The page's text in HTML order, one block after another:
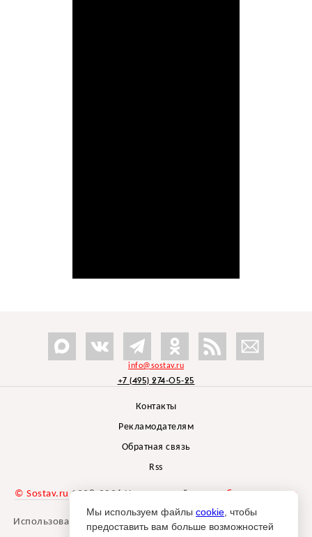
info@sostav.ru
+7 (495) 274-05-25
Контакты
Рекламодателям
Обратная связь
Rss
© Sostav.ru 1998-2026 Независимый проектбрендингового
агентства Depot
Использование материалов Sostav.ru допустимо только при
Мы используем файлы cookie , чтобы
предоставить вам больше возможностей